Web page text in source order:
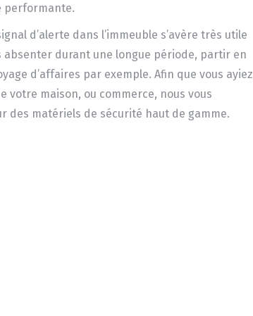
performante.
d’alerte dans l’immeuble s’avère très utile
absenter durant une longue période, partir en
d’affaires par exemple. Afin que vous ayiez
votre maison, ou commerce, nous vous
des matériels de sécurité haut de gamme.